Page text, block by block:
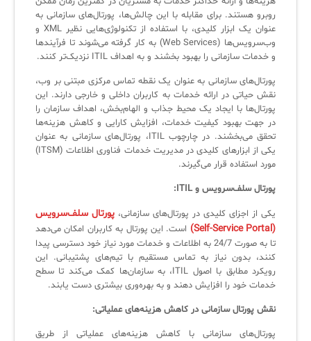
روبرو هستند. برای مقابله با این چالش‌ها، پورتال‌های سازمانی به
عنوان یک ابزار کلیدی، با استفاده از تکنولوژی‌هایی نظیر XML و
وب‌سرویس‌ها (Web Services) به کار گرفته می‌شوند تا فرآیندها
و خدمات سازمانی را بهبود بخشند و به اهداف ITIL نزدیک‌تر کنند.
پورتال‌های سازمانی به عنوان یک نقطه تماس مرکزی مبتنی بر وب،
نقش حیاتی در ارائه خدمات به کاربران داخلی و خارجی دارند. این
پورتال‌ها با ایجاد یک محیط جذاب و الهام‌بخش، اهداف سازمان را
در جهت بهبود کیفیت خدمات، افزایش کارایی و کاهش هزینه‌ها
تحقق می‌بخشند. در چارچوب ITIL، پورتال‌های سازمانی به عنوان
یکی از ابزارهای کلیدی در مدیریت خدمات فناوری اطلاعات (ITSM)
مورد استفاده قرار می‌گیرند.
پورتال سلف‌سرویس و ITIL:
یکی از اجزای کلیدی در پورتال‌های سازمانی، پورتال سلف‌سرویس
(Self-Service Portal)
است. این پورتال به کاربران امکان می‌دهد
تا به صورت 24/7 به اطلاعات و خدمات مورد نیاز خود دسترسی پیدا
کنند، بدون نیاز به تماس مستقیم با تیم‌های پشتیبانی. این
رویکرد مطابق با اصول ITIL، به سازمان‌ها کمک می‌کند تا سطح
خدمات خود را افزایش دهند و به بهره‌وری بیشتری دست یابند.
نقش پورتال سازمانی در کاهش هزینه‌های عملیاتی:
پورتال‌های سازمانی با کاهش هزینه‌های عملیاتی از طریق
کازیو
✦
مدیریت خدمات سازمانی
سرویس دسک پلاس MSP
اندپوینت سنترال [سامانه مدیریت نقاط پایانی]
AD360
◆
Log360 ابزار SIEM
برنامه‌ساز هوشمند App Creator
سیستم هوشمند مدیریت فروش و فاکتور
سامانه مدیریت امنیت اطلاعات
راهکارهای مدیریتی فناوری اطلاعات برای مراکز آموزشی و دانشگاه‌ها
✦
مدیریت خدمات منابع انسانی
CIs Control
مجموعه راهکارهای آیناک
لیست کامل 34 تمرین ITIL4
✦
آموزش سیستم مدیریت خدمات فناوری اطلاعات
نکته‌های کلیدی برای مدیر انفورماتیک
آموزش‌ ویدیویی مفاهیم سرویس دسک
ITIL & SDP
◆
آموزش فارسی ITIL4
چارچوب ITIL برای همه
فلافلی_فناوری
آرشیو دانلودهای مدانت
لیست دوره‌ها
مقالات آموزشی